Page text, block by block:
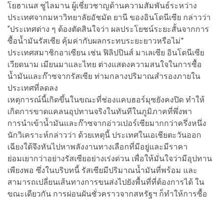
โยฮาเนส ซูไลมาน ผู้เชี่ยวชาญด้านความสัมพันธ์ระหว่าง
ประเทศจากมหาวิทยาลัยอัชมัด ยานี ของอินโดนีเซีย กล่าวว่า
“ประเทศต่าง ๆ ต้องตัดสินใจว่า ผลประโยชน์ระยะสั้นจากการ
ซื้อน้ำมันรัสเซีย คุ้มค่ากับผลกระทบระยะยาวหรือไม่”
ประเทศสมาชิกอาเซียน เช่น ฟิลิปปินส์ มาเลเซีย อินโดนีเซีย
เวียดนาม เมียนมาและไทย ต่างแสดงความสนใจในการซื้อ
น้ำมันและก๊าซจากรัสเซีย ท่ามกลางปริมาณสำรองภายใน
ประเทศที่ลดลง
เหตุการณ์นี้เกิดขึ้นในขณะที่ช่องแคบฮอร์มุซยังคงปิด ทำให้
เกิดการขาดแคลนอุปทานจริงในทันทีในภูมิภาคที่พึ่งพา
การนำเข้าน้ำมันและก๊าซจากอ่าวเปอร์เซียมากกว่าครึ่งหนึ่ง
นักวิเคราะห์กล่าวว่า ด้วยเหตุนี้ ประเทศในเอเชียตะวันออก
เฉียงใต้จึงหันไปหาพลังงานทางเลือกที่มีอยู่และมีราคา
ย่อมเยากว่าอย่างรัสเซียอย่างเร่งด่วน เพื่อให้มั่นใจว่ามีอุปทาน
เพียงพอ ซึ่งในบริบทนี้ รัสเซียมีปริมาณน้ำมันที่พร้อม และ
สามารถเปลี่ยนเส้นทางการขนส่งไปยังพื้นที่ที่ต้องการได้ ใน
ขณะเดียวกัน การผ่อนผันชั่วคราวจากสหรัฐฯ ก็ทำให้การซื้อ